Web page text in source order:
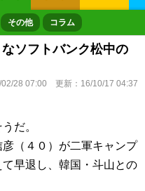
その他 コラム
ソフトバンク松中の
02/28 07:00 更新： 16/10/17 04:37
だ。
（４０）が二軍キャンプ
早退し、韓国・斗山との